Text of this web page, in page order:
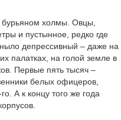
холмы. Овцы,
и пустынное, редко где
депрессивный – даже на
палатках, на голой земле в
Первые пять тысяч –
белых офицеров,
А к концу того же года